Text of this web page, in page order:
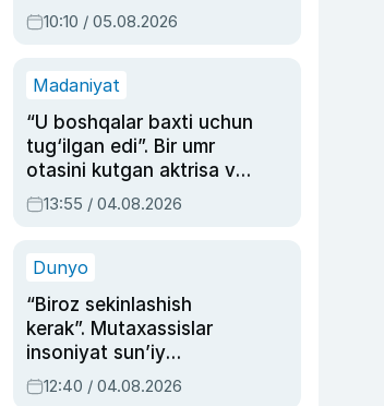
hukmi o‘qildi
10:10 / 05.08.2026
Madaniyat
“U boshqalar baxti uchun
tug‘ilgan edi”. Bir umr
otasini kutgan aktrisa va
dublyaj ustasi Rimma
Ahmedovaning
13:55 / 04.08.2026
Dunyo
“Biroz sekinlashish
kerak”. Mutaxassislar
insoniyat sun’iy
intellektni boshqara
olmay qolishidan xavotir
12:40 / 04.08.2026